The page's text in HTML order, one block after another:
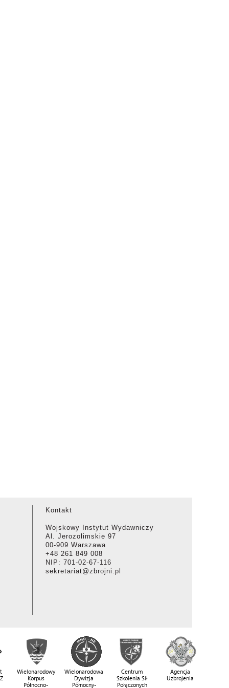
Kontakt
Wojskowy Instytut Wydawniczy
Al. Jerozolimskie 97
00-909 Warszawa
+48 261 849 008
NIP: 701-02-67-116
sekretariat@zbrojni.pl
Wielonarodowy
Korpus
Północno-
Wielonarodowa
Dywizja
Północny-
Centrum
Szkolenia Sił
Połączonych
Agencja
Uzbrojenia